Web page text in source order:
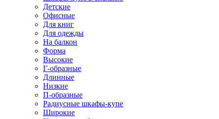
Детские
Офисные
Для книг
Для одежды
На балкон
Форма
Высокие
Г-образные
Длинные
Низкие
П-образные
Радиусные шкафы-купе
Широкие